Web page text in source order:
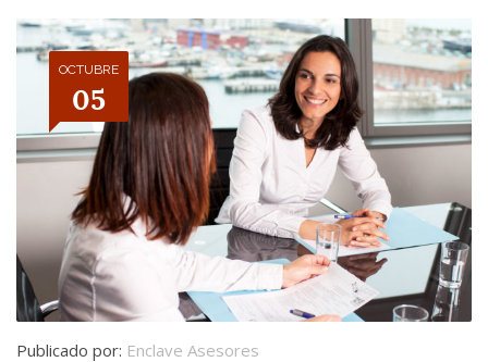
OCTUBRE
05
Publicado por: Enclave Asesores